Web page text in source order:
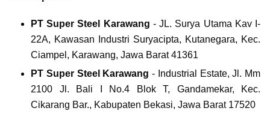
PT Super Steel Karawang - JL. Surya Utama Kav I-
22A, Kawasan Industri Suryacipta, Kutanegara, Kec.
Ciampel, Karawang, Jawa Barat 41361
PT Super Steel Karawang - Industrial Estate, Jl. Mm
2100 Jl. Bali I No.4 Blok T, Gandamekar, Kec.
Cikarang Bar., Kabupaten Bekasi, Jawa Barat 17520